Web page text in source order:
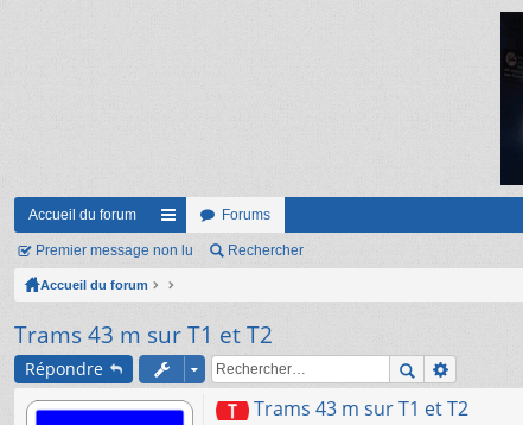
Accueil du forum
ac
co
ci
s
Forums
Premier message non lu Rechercher
Accueil du forum
Trams 43 m sur T1 et T2
Répondre
Trams 43 m sur T1 et T2